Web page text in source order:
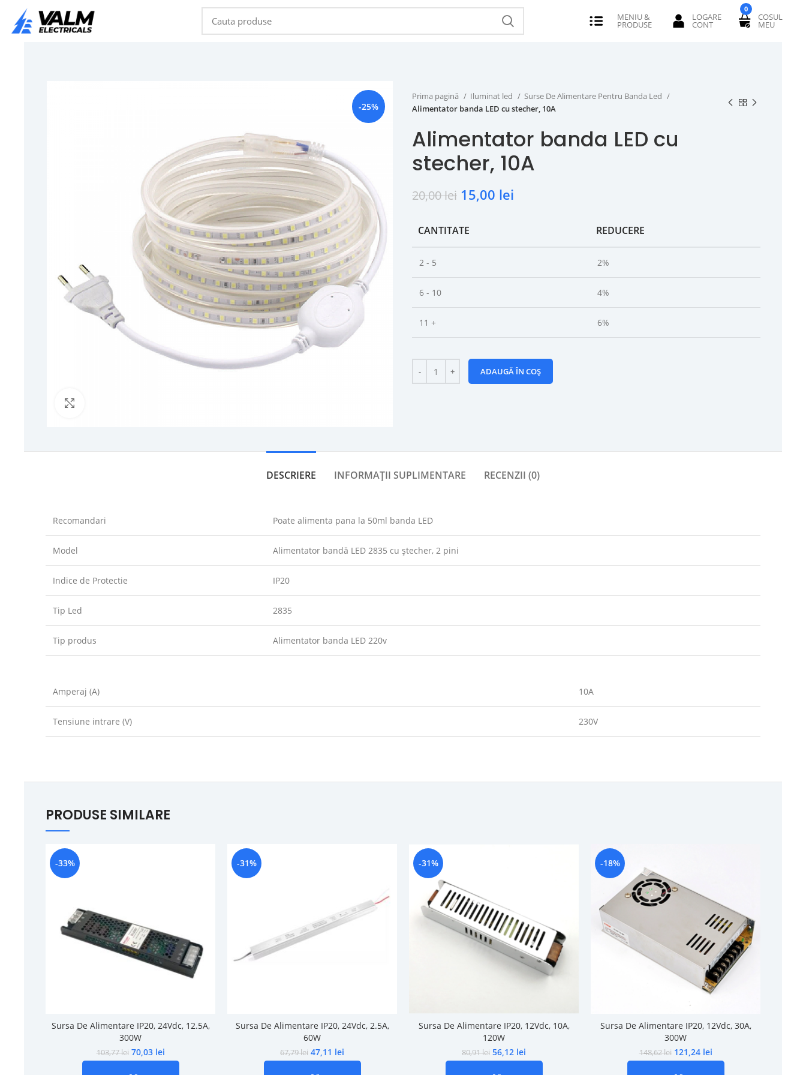
0
-25%
Prima pagină Iluminat led
Surse De Alimentare Pentru Banda Led
Alimentator banda LED cu stecher, 10A
Alimentator banda LED cu
stecher, 10A
20,00lei 15,00 lei
CANTITATE REDUCERE
2 - 5 2%
6 - 10 4%
11 + 6%
ADAUGĂ ÎN COȘ
DESCRIERE INFORMAȚII SUPLIMENTARE RECENZII (0)
Recomandari Poate alimenta pana la 50ml banda LED
Model Alimentator bandă LED 2835 cu ștecher, 2 pini
Indice de Protectie IP20
Tip Led 2835
Tip produs Alimentator banda LED 220v
Amperaj (A) 10A
Tensiune intrare (V) 230V
PRODUSE SIMILARE
-33%
Sursa De Alimentare IP20, 24Vdc, 12.5A,
300W
103,77lei 70,03 lei
-31%
Sursa De Alimentare IP20, 24Vdc, 2.5A,
60W
67,79lei 47,11 lei
-31%
Sursa De Alimentare IP20, 12Vdc, 10A,
120W
80,91lei 56,12 lei
-18%
Sursa De Alimentare IP20, 12Vdc, 30A,
300W
148,62lei 121,24 lei